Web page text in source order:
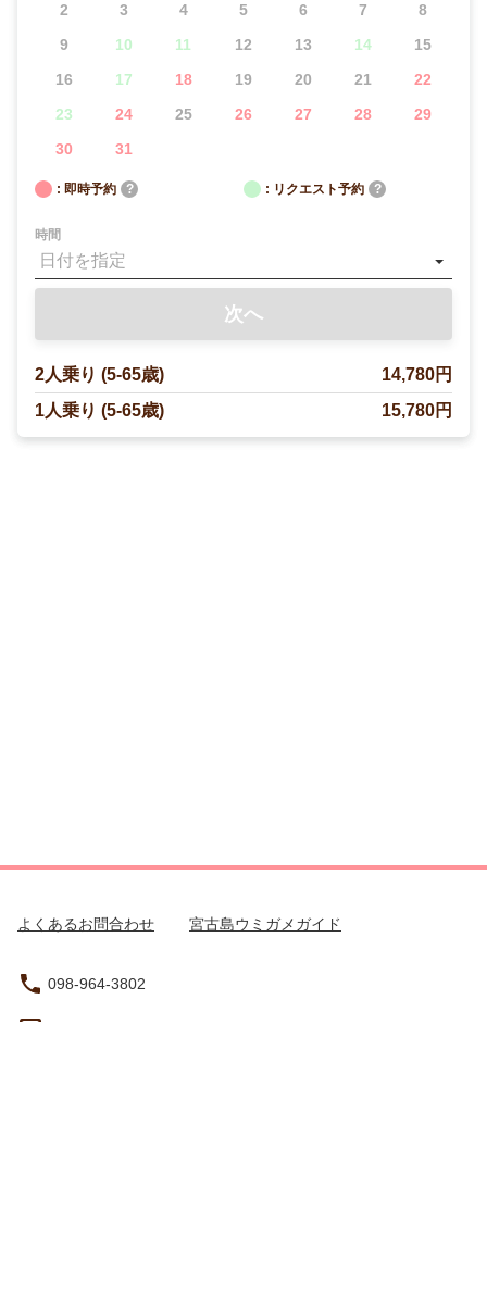
2
3 4 5 6 7
8
9
10 11 12 13 14
15
16
17 18 19 20 21
22
23
24 25 26 27 28
29
30
31
: 即時予約 ? : リクエスト予約 ?
時間
次へ
2人乗り (5-65歳)
14,780円
1人乗り (5-65歳)
15,780円
よくあるお問合わせ 宮古島ウミガメガイド
098-964-3802